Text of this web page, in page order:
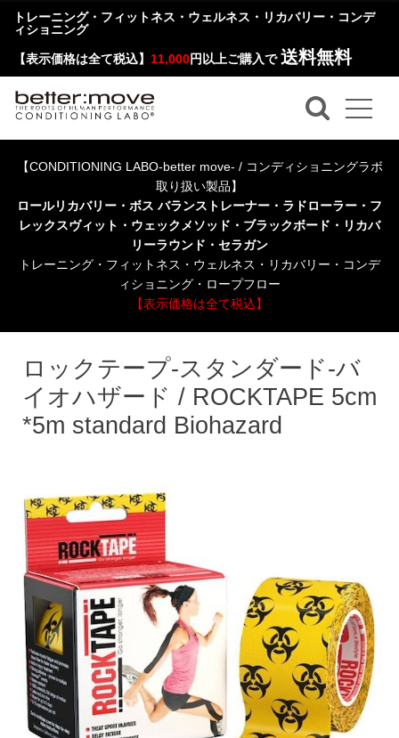
トレーニング・フィットネス・ウェルネス・リカバリー・コンデ
ィショニング
【表示価格は全て税込】 11,000円以上ご購入で 送料無料
【CONDITIONING LABO-better move- / コンディショニングラボ
取り扱い製品】
ロールリカバリー・ボス バランストレーナー・ラドローラー・フ
レックスヴィット・ウェックメソッド・ブラックボード・リカバ
リーラウンド・セラガン
トレーニング・フィットネス・ウェルネス・リカバリー・コンデ
ィショニング・ロープフロー
【表示価格は全て税込】
ロックテープ-スタンダード-バ
イオハザード / ROCKTAPE 5cm
*5m standard Biohazard